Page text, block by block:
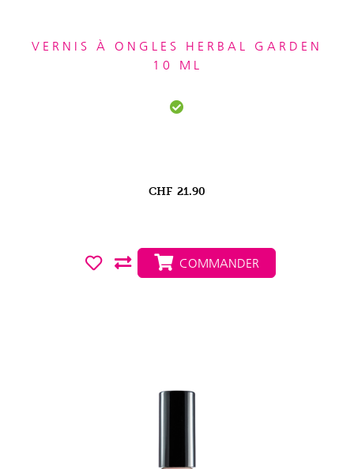
VERNIS À ONGLES HERBAL GARDEN
10 ML
CHF 21.90
COMMANDER